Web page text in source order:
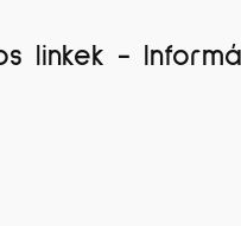
linkek -